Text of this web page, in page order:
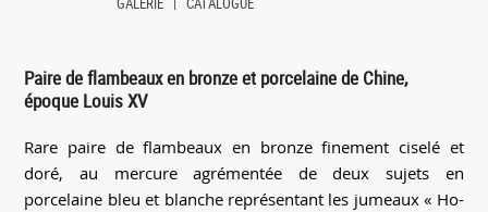
Paire de flambeaux en bronze et porcelaine de Chine,
époque Louis XV
Rare paire de flambeaux en bronze finement ciselé et
doré, au mercure agrémentée de deux sujets en
porcelaine bleu et blanche représentant les jumeaux « Ho-